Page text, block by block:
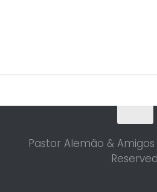
Pastor Alemão & Amigos